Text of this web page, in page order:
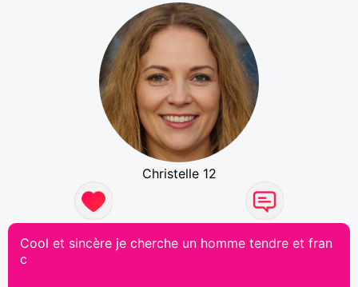
Christelle 12
Cool et sincère je cherche un homme tendre et fran
c